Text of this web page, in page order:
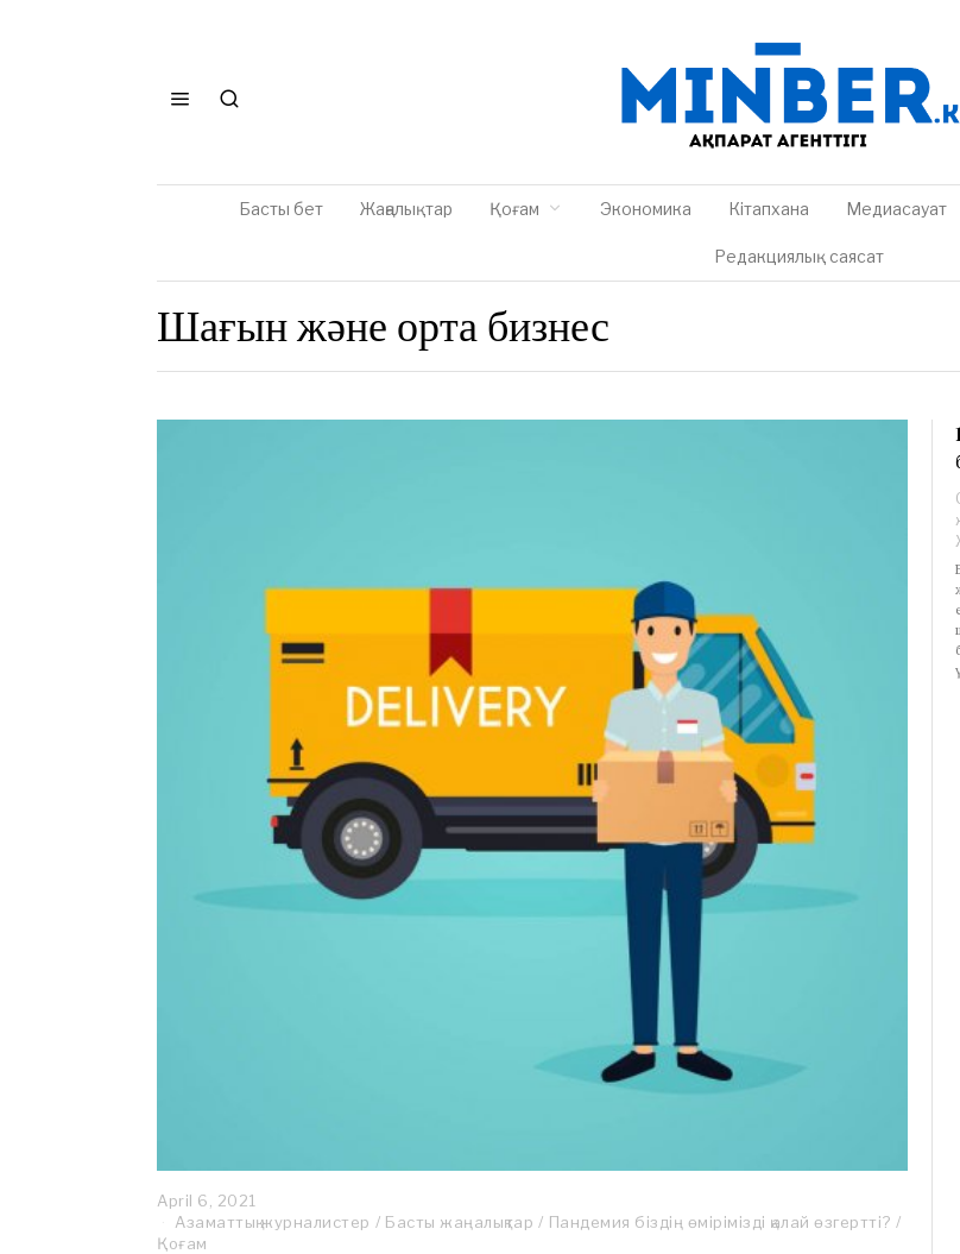
Басты бет Жаңалықтар Қоғам Экономика Кітапхана Медиасауат
Редакциялық саясат
Шағын және орта бизнес
April 6, 2021
p
Азаматтық журналистер / Басты жаңалықтар / Пандемия біздің өмірімізді қалай өзгертті? /
Қоғам